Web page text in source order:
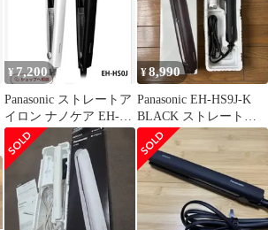
¥7,200
Panasonic ストレートア
イロン ナノケア EH-
HS0J
¥8,990
Panasonic EH-HS9J-K
BLACK ストレートア
イロン